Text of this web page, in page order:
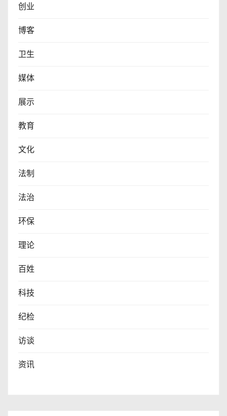
创业
博客
卫生
媒体
展示
教育
文化
法制
法治
环保
理论
百姓
科技
纪检
访谈
资讯